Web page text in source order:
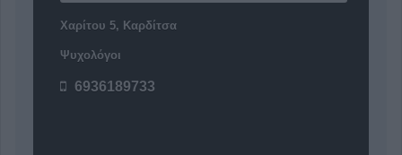
Χαρίτου 5, Καρδίτσα
Ψυχολόγοι
6936189733